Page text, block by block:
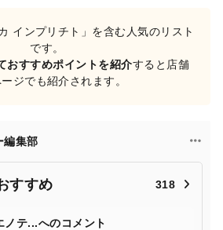
インプリチト」を含む人気のリスト
です。
おすすめポイントを紹介すると店舗
ジでも紹介されます。
編集部
すすめ 318
ノテ...へのコメント